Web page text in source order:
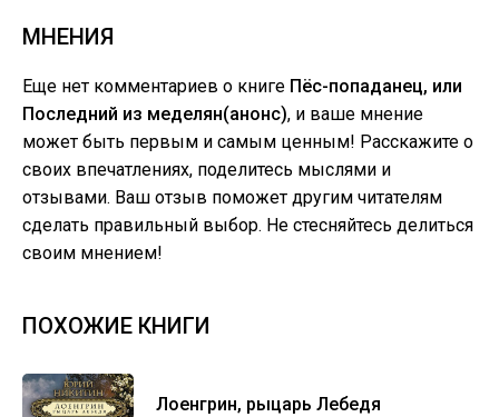
МНЕНИЯ
Еще нет комментариев о книге Пёс-попаданец, или
Последний из меделян(анонс), и ваше мнение
может быть первым и самым ценным! Расскажите о
своих впечатлениях, поделитесь мыслями и
отзывами. Ваш отзыв поможет другим читателям
сделать правильный выбор. Не стесняйтесь делиться
своим мнением!
ПОХОЖИЕ КНИГИ
Лоенгрин, рыцарь Лебедя